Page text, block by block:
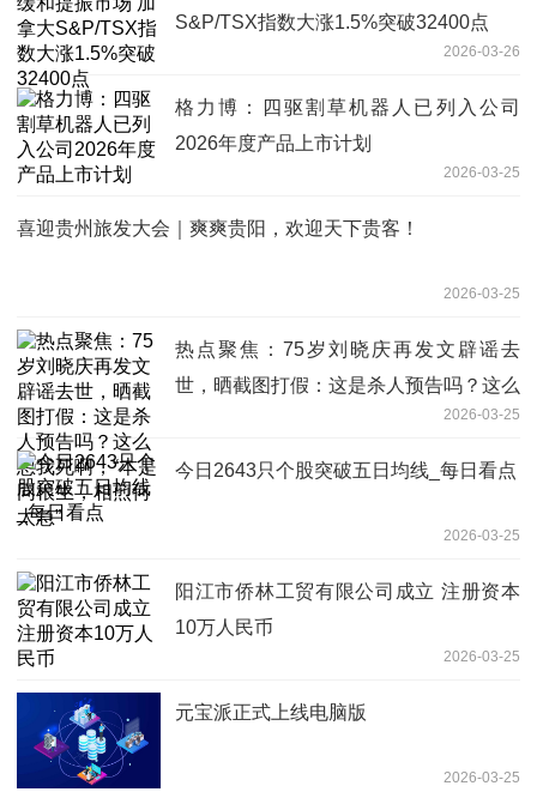
S&P/TSX指数大涨1.5%突破32400点
2026-03-26
格力博：四驱割草机器人已列入公司
2026年度产品上市计划
2026-03-25
喜迎贵州旅发大会｜爽爽贵阳，欢迎天下贵客！
2026-03-25
热点聚焦：75岁刘晓庆再发文辟谣去
世，晒截图打假：这是杀人预告吗？这么
想我死啊，“本是同根生，相煎何太急”
2026-03-25
今日2643只个股突破五日均线_每日看点
2026-03-25
阳江市侨林工贸有限公司成立 注册资本
10万人民币
2026-03-25
元宝派正式上线电脑版
2026-03-25